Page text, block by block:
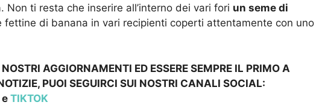
ti resta che inserire all’interno dei vari fori un seme di
fettine di banana in vari recipienti coperti attentamente con uno
AGGIORNAMENTI ED ESSERE SEMPRE IL PRIMO A
PUOI SEGUIRCI SUI NOSTRI CANALI SOCIAL:
e TIKTOK